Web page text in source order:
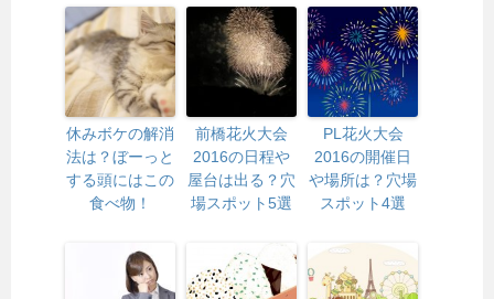
休みボケの解消
法は？ぼーっと
する頭にはこの
食べ物！
前橋花火大会
2016の日程や
屋台は出る？穴
場スポット5選
PL花火大会
2016の開催日
や場所は？穴場
スポット4選